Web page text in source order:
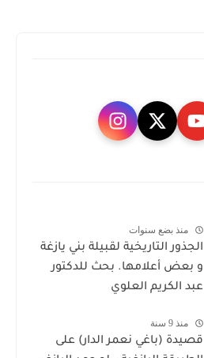
منذ بضع سنوات
الجذور التاريخية لقبيلة بني يازغة
و بعض أعلامها. بحث للدكتور
عبد الكريم العلوي
منذ 9 سنة
قصيدة (باغي نعمر الدار) على